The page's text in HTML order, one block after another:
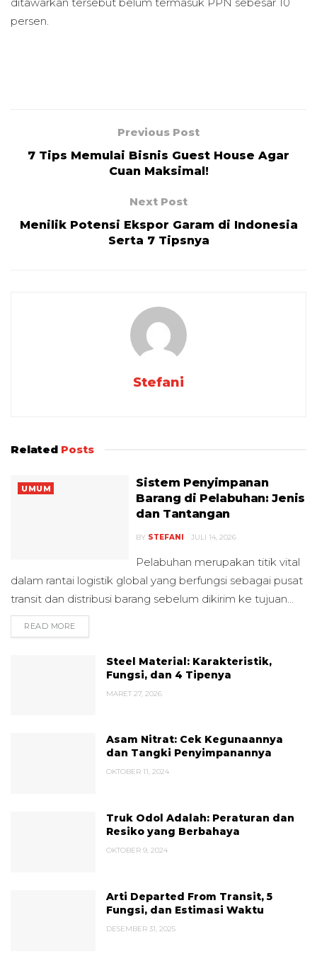
ditawarkan tersebut belum termasuk PPN sebesar 10
persen.
Previous Post
7 Tips Memulai Bisnis Guest House Agar
Cuan Maksimal!
Next Post
Menilik Potensi Ekspor Garam di Indonesia
Serta 7 Tipsnya
Stefani
Related Posts
UMUM
Sistem Penyimpanan
Barang di Pelabuhan: Jenis
dan Tantangan
BY STEFANI JULI 14, 2026
Pelabuhan merupakan titik vital
dalam rantai logistik global yang berfungsi sebagai pusat
transit dan distribusi barang sebelum dikirim ke tujuan...
READ MORE
Steel Material: Karakteristik,
Fungsi, dan 4 Tipenya
MARET 27, 2026
Asam Nitrat: Cek Kegunaannya
dan Tangki Penyimpanannya
OKTOBER 11, 2024
Truk Odol Adalah: Peraturan dan
Resiko yang Berbahaya
OKTOBER 9, 2024
Arti Departed From Transit, 5
Fungsi, dan Estimasi Waktu
DESEMBER 31, 2025